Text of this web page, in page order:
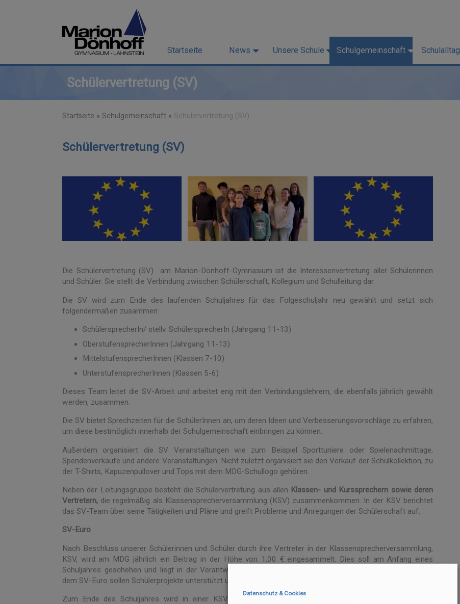
Startseite News Unsere Schule Schulgemeinschaft Schulalltag
Schülervertretung (SV)
Startseite » Schulgemeinschaft » Schülervertretung (SV)
Schülervertretung (SV)
Die Schülervertretung (SV) am Marion-Dönhoff-Gymnasium ist die Interessenvertretung aller Schülerinnen
und Schüler. Sie stellt die Verbindung zwischen Schülerschaft, Kollegium und Schulleitung dar.
Die SV wird zum Ende des laufenden Schuljahres für das Folgeschuljahr neu gewählt und setzt sich
folgendermaßen zusammen:
SchülersprecherIn/ stellv. SchülersprecherIn (Jahrgang 11-13)
OberstufensprecherInnen (Jahrgang 11-13)
MittelstufensprecherInnen (Klassen 7-10)
UnterstufensprecherInnen (Klassen 5-6)
Dieses Team leitet die SV-Arbeit und arbeitet eng mit den Verbindungslehrern, die ebenfalls jährlich gewählt
werden, zusammen.
Die SV bietet Sprechzeiten für die SchülerInnen an, um deren Ideen und Verbesserungsvorschläge zu erfahren,
um diese bestmöglich innerhalb der Schulgemeinschaft einbringen zu können.
Außerdem organisiert die SV Veranstaltungen wie zum Beispiel Sporttuniere oder Spielenachmittage,
Spendenverkäufe und andere Veranstaltungen. Nicht zuletzt organisiert sie den Verkauf der Schulkollektion, zu
der T-Shirts, Kapuzenpullover und Tops mit dem MDG-Schullogo gehören.
Neben der Leitungsgruppe besteht die Schülervertretung aus allen Klassen- und Kurssprechern sowie deren
Vertretern, die regelmäßig als Klassensprecherversammlung (KSV) zusammenkommen. In der KSV berichtet
das SV-Team über seine Tätigkeiten und Pläne und greift Probleme und Anregungen der Schülerschaft auf.
SV-Euro
Nach Beschluss unserer Schülerinnen und Schüler durch ihre Vertreter in der Klassensprecherversammlung,
KSV, wird am MDG jährlich ein Beitrag in der Höhe von 1,00 € eingesammelt. Dies soll am Anfang eines
Schuljahres geschehen und liegt in der Verantwortung der Klassensprecherinnen und Klassensprecher. Mit
dem SV-Euro sollen Schülerprojekte unterstützt und die Arbeit der SV erleichtert werden.
Zum Ende des Schuljahres wird in einer KSV beschlossen, wie und für welche Projekte Überschüsse
Datenschutz & Cookies